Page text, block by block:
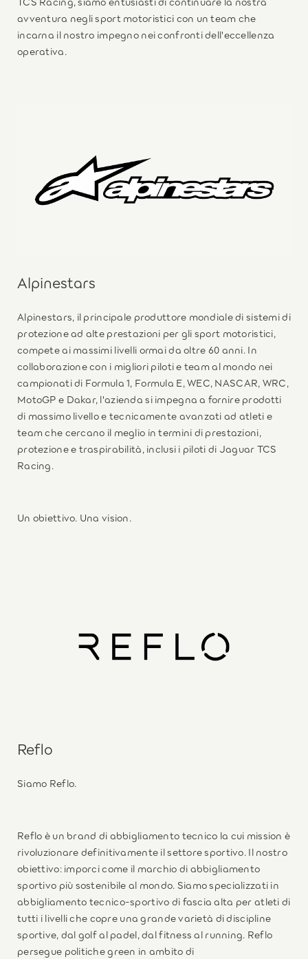
avventura negli sport motoristici con un team che
incarna il nostro impegno nei confronti dell'eccellenza
operativa.
Alpinestars
Alpinestars, il principale produttore mondiale di sistemi di
protezione ad alte prestazioni per gli sport motoristici,
compete ai massimi livelli ormai da oltre 60 anni. In
collaborazione con i migliori piloti e team al mondo nei
campionati di Formula 1, Formula E, WEC, NASCAR, WRC,
MotoGP e Dakar, l'azienda si impegna a fornire prodotti
di massimo livello e tecnicamente avanzati ad atleti e
team che cercano il meglio in termini di prestazioni,
protezione e traspirabilità, inclusi i piloti di Jaguar TCS
Racing.
Un obiettivo. Una vision.
Reflo
Siamo Reflo.
Reflo è un brand di abbigliamento tecnico la cui mission è
rivoluzionare definitivamente il settore sportivo. Il nostro
obiettivo: imporci come il marchio di abbigliamento
sportivo più sostenibile al mondo. Siamo specializzati in
abbigliamento tecnico-sportivo di fascia alta per atleti di
tutti i livelli che copre una grande varietà di discipline
sportive, dal golf al padel, dal fitness al running. Reflo
persegue politiche green in ambito di